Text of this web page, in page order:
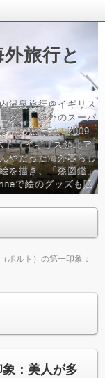
旅行と
温泉旅行＠イギリス
グ）。海外のスーパ
」の旅行記。2009
ト（イギリス領北ア
やだった海外暮らし
を描き、「森図鑑」
で絵のグッズも販
ポルト）の第一印象：
：美人が多